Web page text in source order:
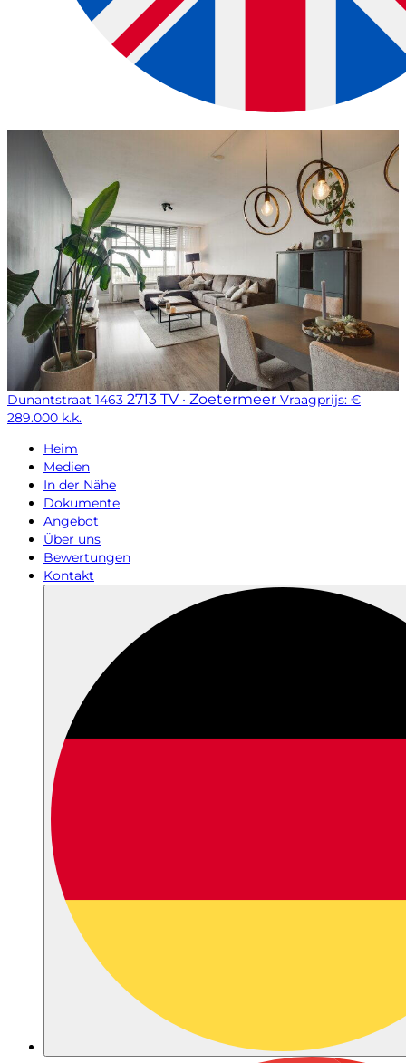
Dunantstraat 1463 2713 TV · Zoetermeer Vraagprijs: €
289.000 k.k.
Heim
Medien
In der Nähe
Dokumente
Angebot
Über uns
Bewertungen
Kontakt